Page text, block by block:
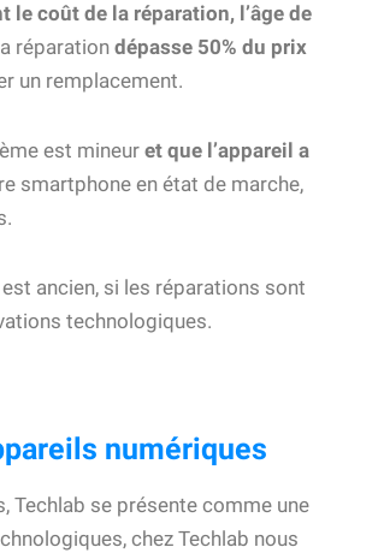
le coût de la réparation, l’âge de
réparationdépasse 50% du prix
un remplacement.
est mineur et que l’appareil a
smartphone en état de marche,
ancien, si les réparations sont
technologiques.
numériques
Techlab se présente comme une
chez Techlab nous